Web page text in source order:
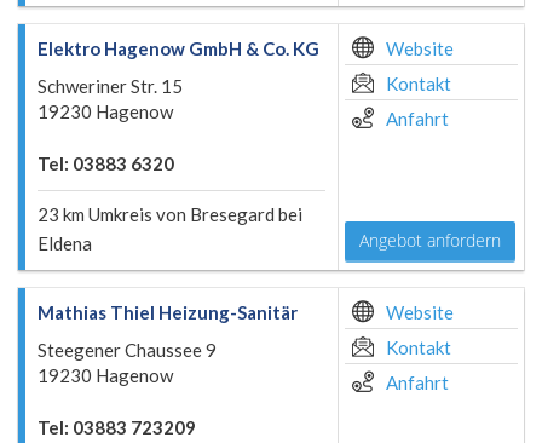
Elektro Hagenow GmbH & Co. KG
Schweriner Str. 15
19230 Hagenow
Tel: 03883 6320
23 km Umkreis von Bresegard bei
Eldena
Website
Kontakt
Anfahrt
Angebot anfordern
Mathias Thiel Heizung-Sanitär
Steegener Chaussee 9
19230 Hagenow
Tel: 03883 723209
Website
Kontakt
Anfahrt